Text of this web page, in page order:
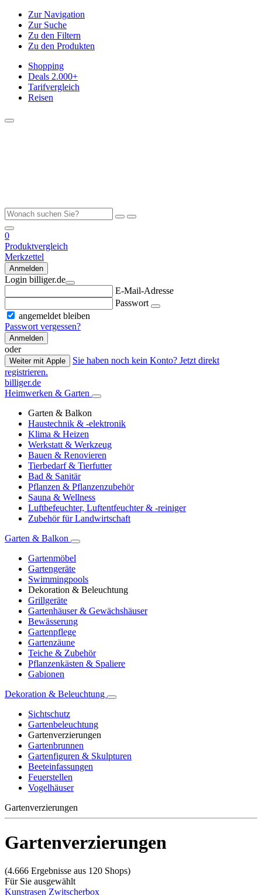
Zur Navigation
Zur Suche
Zu den Filtern
Zu den Produkten
Shopping
Deals 2.000+
Tarifvergleich
Reisen
0
Produktvergleich
Merkzettel
Anmelden
Login billiger.de
E-Mail-Adresse
Passwort
angemeldet bleiben
Passwort vergessen?
Anmelden
oder
Weiter mit Apple
Sie haben noch kein Konto? Jetzt direkt
registrieren.
billiger.de
Heimwerken & Garten
Garten & Balkon
Haustechnik & -elektronik
Klima & Heizen
Werkstatt & Werkzeug
Bauen & Renovieren
Tierbedarf & Tierfutter
Bad & Sanitär
Pflanzen & Pflanzenzubehör
Sauna & Wellness
Luftbefeuchter, Luftentfeuchter & -reiniger
Zubehör für Landwirtschaft
Garten & Balkon
Gartenmöbel
Gartengeräte
Swimmingpools
Dekoration & Beleuchtung
Grillgeräte
Gartenhäuser & Gewächshäuser
Bewässerung
Gartenpflege
Gartenzäune
Teiche & Zubehör
Pflanzenkästen & Spaliere
Gabionen
Dekoration & Beleuchtung
Sichtschutz
Gartenbeleuchtung
Gartenverzierungen
Gartenbrunnen
Gartenfiguren & Skulpturen
Beeteinfassungen
Feuerstellen
Vogelhäuser
Gartenverzierungen
Gartenverzierungen
(4.666 Ergebnisse aus 120 Shops)
Für Sie ausgewählt
Kunstrasen Zwitscherbox